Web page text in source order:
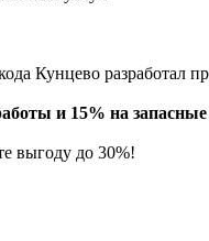
Кунцево разработал
и 15% на
выгоду до 30%!